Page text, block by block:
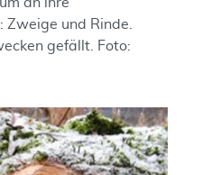
und Rinde.
gefällt. Foto: